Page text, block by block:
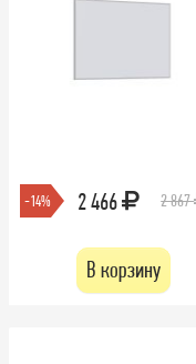
-14% 2 466 2 867
В корзину